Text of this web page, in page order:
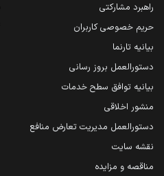
راهبرد مشارکتی
حریم خصوصی کاربران
بیانیه تارنما
دستورالعمل بروز رسانی
بیانیه توافق سطح خدمات
منشور اخلاقی
دستورالعمل مدیریت تعارض منافع
نقشه سایت
مناقصه و مزایده